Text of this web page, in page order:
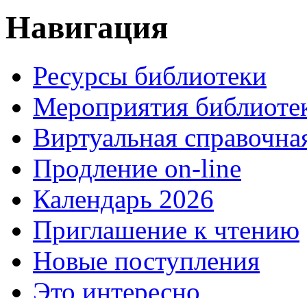
Навигация
Ресурсы библиотеки
Мероприятия
Виртуальная
Продление on-line
Календарь 2026
Приглашение к чтению
Новые поступления
Это интересно